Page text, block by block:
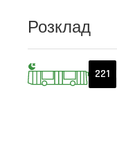
Розклад
221